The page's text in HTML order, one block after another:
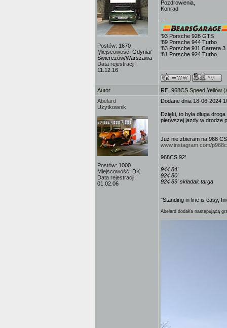
Postów: 1670
Miejscowość: Gdynia/
Świerczów/Warszawa
Data rejestracji:
11.12.16
Pozdrowienia,
Konrad
--
'93 Porsche 928 GTS
'89 Porsche 944 Turbo
'83 Porsche 911 Carrera
'81 Porsche 924 Turbo
Autor
RE: 968CS Speed Yellow
Abelard
Użytkownik
Postów: 1000
Miejscowość: DK
Data rejestracji:
01.02.06
Dodane dnia 18-06-2024
Dzięki, to była długa
pierwszej jazdy w drodze
Już nie zbieram na 968 CS
www.instagram.com/
968CS 92'
944 84'
924 80'
924 89' składak targa
"Standing in line is easy,
Abelard dodał/a następującą